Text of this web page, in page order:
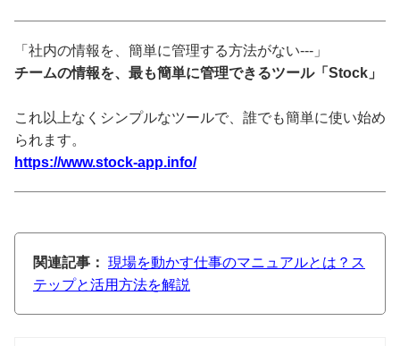
「社内の情報を、簡単に管理する方法がない---」
チームの情報を、最も簡単に管理できるツール「Stock」
これ以上なくシンプルなツールで、誰でも簡単に使い始め
られます。
https://www.stock-app.info/
関連記事： 現場を動かす仕事のマニュアルとは？ス
テップと活用方法を解説